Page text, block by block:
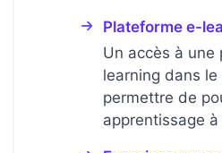
Plateforme e-
Un accès à une
learning dans
permettre de
apprentissage